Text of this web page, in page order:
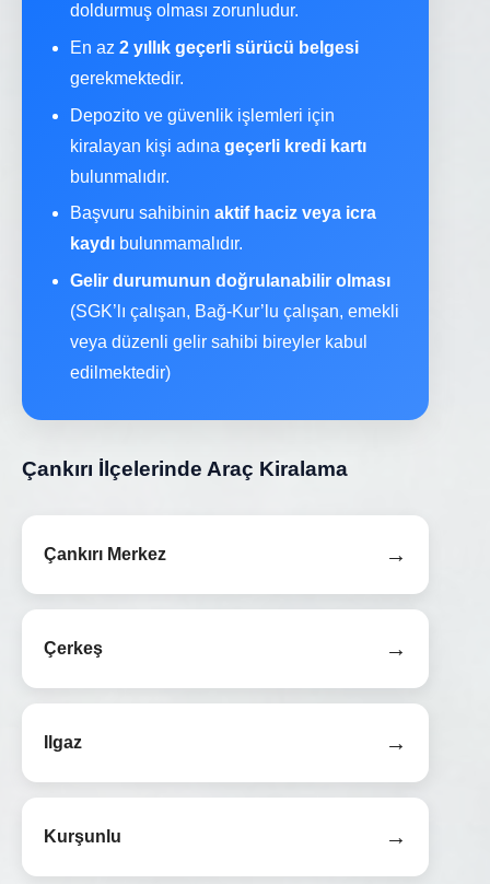
doldurmuş olması zorunludur.
En az 2 yıllık geçerli sürücü belgesi
gerekmektedir.
Depozito ve güvenlik işlemleri için
kiralayan kişi adına geçerli kredi kartı
bulunmalıdır.
Başvuru sahibinin aktif haciz veya icra
kaydı bulunmamalıdır.
Gelir durumunun doğrulanabilir olması
(SGK’lı çalışan, Bağ-Kur’lu çalışan, emekli
veya düzenli gelir sahibi bireyler kabul
edilmektedir)
Çankırı İlçelerinde Araç Kiralama
Çankırı Merkez →
Çerkeş →
Ilgaz →
Kurşunlu →